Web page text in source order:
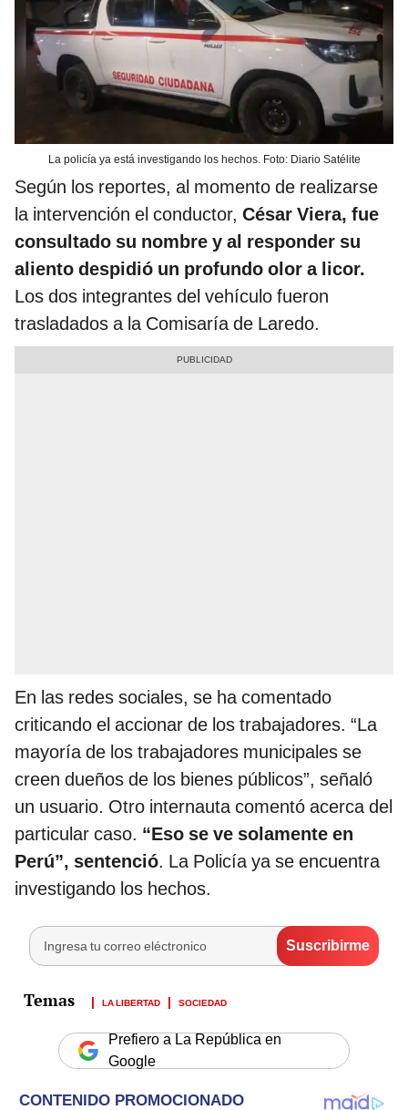
La policía ya está investigando los hechos. Foto: Diario Satélite
Según los reportes, al momento de realizarse
la intervención el conductor, César Viera, fue
consultado su nombre y al responder su
aliento despidió un profundo olor a licor.
Los dos integrantes del vehículo fueron
trasladados a la Comisaría de Laredo.
En las redes sociales, se ha comentado
criticando el accionar de los trabajadores. “La
mayoría de los trabajadores municipales se
creen dueños de los bienes públicos”, señaló
un usuario. Otro internauta comentó acerca del
particular caso. “Eso se ve solamente en
Perú”, sentenció. La Policía ya se encuentra
investigando los hechos.
LA LIBERTAD SOCIEDAD
Prefiero a La República en
Google